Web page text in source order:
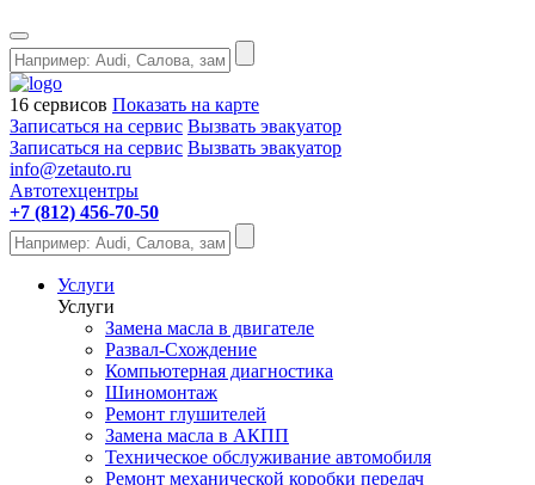
16 сервисов Показать на карте
Записаться на сервис Вызвать эвакуатор
Записаться на сервис Вызвать эвакуатор
info@zetauto.ru
Автотехцентры
+7 (812) 456-70-50
Услуги
Услуги
Замена масла в двигателе
Развал-Схождение
Компьютерная диагностика
Шиномонтаж
Ремонт глушителей
Замена масла в АКПП
Техническое обслуживание автомобиля
Ремонт механической коробки передач